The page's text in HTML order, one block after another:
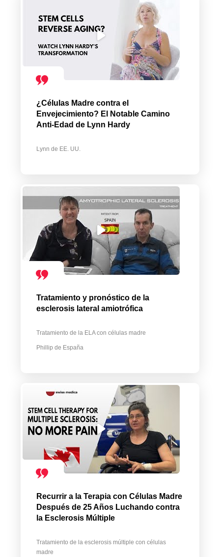
¿Células Madre contra el
Envejecimiento? El Notable Camino
Anti-Edad de Lynn Hardy
Lynn de EE. UU.
Tratamiento y pronóstico de la
esclerosis lateral amiotrófica
Tratamiento de la ELA con células madre
Phillip de España
Recurrir a la Terapia con Células Madre
Después de 25 Años Luchando contra
la Esclerosis Múltiple
Tratamiento de la esclerosis múltiple con células
madre